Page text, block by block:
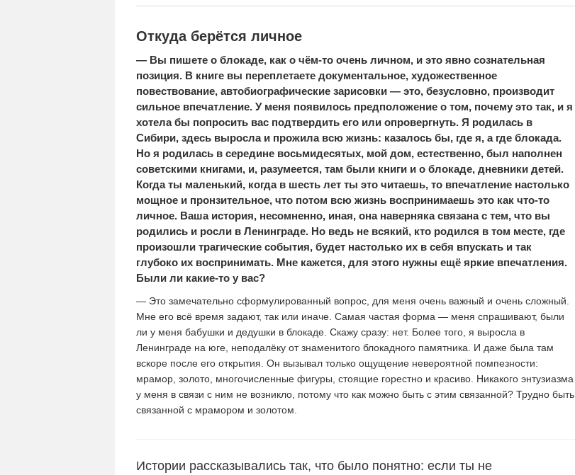
Откуда берётся личное
— Вы пишете о блокаде, как о чём-то очень личном, и это явно сознательная
позиция. В книге вы переплетаете документальное, художественное
повествование, автобиографические зарисовки — это, безусловно, производит
сильное впечатление. У меня появилось предположение о том, почему это так, и я
хотела бы попросить вас подтвердить его или опровергнуть. Я родилась в
Сибири, здесь выросла и прожила всю жизнь: казалось бы, где я, а где блокада.
Но я родилась в середине восьмидесятых, мой дом, естественно, был наполнен
советскими книгами, и, разумеется, там были книги и о блокаде, дневники детей.
Когда ты маленький, когда в шесть лет ты это читаешь, то впечатление настолько
мощное и пронзительное, что потом всю жизнь воспринимаешь это как что-то
личное. Ваша история, несомненно, иная, она наверняка связана с тем, что вы
родились и росли в Ленинграде. Но ведь не всякий, кто родился в том месте, где
произошли трагические события, будет настолько их в себя впускать и так
глубоко их воспринимать. Мне кажется, для этого нужны ещё яркие впечатления.
Были ли какие-то у вас?
— Это замечательно сформулированный вопрос, для меня очень важный и очень сложный.
Мне его всё время задают, так или иначе. Самая частая форма — меня спрашивают, были
ли у меня бабушки и дедушки в блокаде. Скажу сразу: нет. Более того, я выросла в
Ленинграде на юге, неподалёку от знаменитого блокадного памятника. И даже была там
вскоре после его открытия. Он вызывал только ощущение невероятной помпезности:
мрамор, золото, многочисленные фигуры, стоящие горестно и красиво. Никакого энтузиазма
у меня в связи с ним не возникло, потому что как можно быть с этим связанной? Трудно быть
связанной с мрамором и золотом.
Истории рассказывались так, что было понятно: если ты не